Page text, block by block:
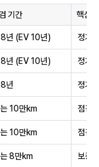
기간 핵심
8년 (EV 10년) 정기
8년 (EV 10년) 정기
년 정기
10만km 점검
10만km 점검
8만km 보증